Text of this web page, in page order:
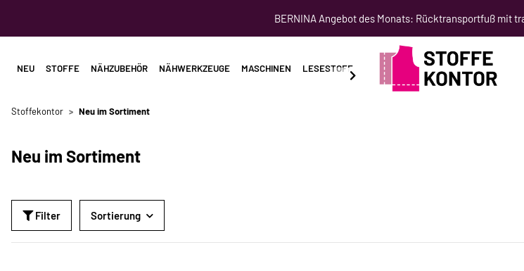
BERNINA Angebot des Monats: Rücktransportfuß mit
NEU STOFFE NÄHZUBEHÖR NÄHWERKZEUGE MASCHINEN LESESTOFF SCHNITTMUSTER NÄHKURSE
Stoffekontor Neu im Sortiment
Neu im Sortiment
Filter Sortierung